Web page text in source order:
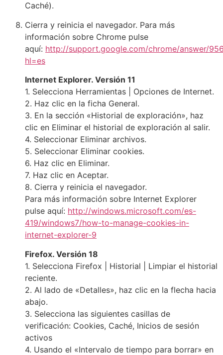
Caché).
Cierra y reinicia el navegador. Para más
información sobre Chrome pulse
aquí: http://support.google.com/chrome/answer/
hl=es
Internet Explorer. Versión 11
1. Selecciona Herramientas | Opciones de Internet.
2. Haz clic en la ficha General.
3. En la sección «Historial de exploración», haz
clic en Eliminar el historial de exploración al salir.
4. Seleccionar Eliminar archivos.
5. Seleccionar Eliminar cookies.
6. Haz clic en Eliminar.
7. Haz clic en Aceptar.
8. Cierra y reinicia el navegador.
Para más información sobre Internet Explorer
pulse aquí: http://windows.microsoft.com/es-
419/windows7/how-to-manage-cookies-in-
internet-explorer-9
Firefox. Versión 18
1. Selecciona Firefox | Historial | Limpiar el historial
reciente.
2. Al lado de «Detalles», haz clic en la flecha hacia
abajo.
3. Selecciona las siguientes casillas de
verificación: Cookies, Caché, Inicios de sesión
activos
4. Usando el «Intervalo de tiempo para borrar» en